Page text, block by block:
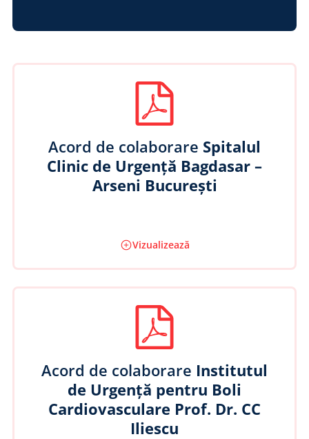
Acord de colaborare Spitalul
Clinic de Urgență Bagdasar –
Arseni București
Vizualizează
Acord de colaborare Institutul
de Urgență pentru Boli
Cardiovasculare Prof. Dr. CC
Iliescu